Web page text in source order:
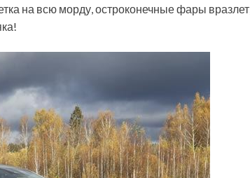
на всю морду, остроконечные фары вразлет,